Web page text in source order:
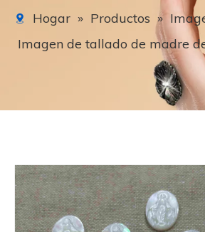
Hogar » Productos »
Imagen de tallado de madre